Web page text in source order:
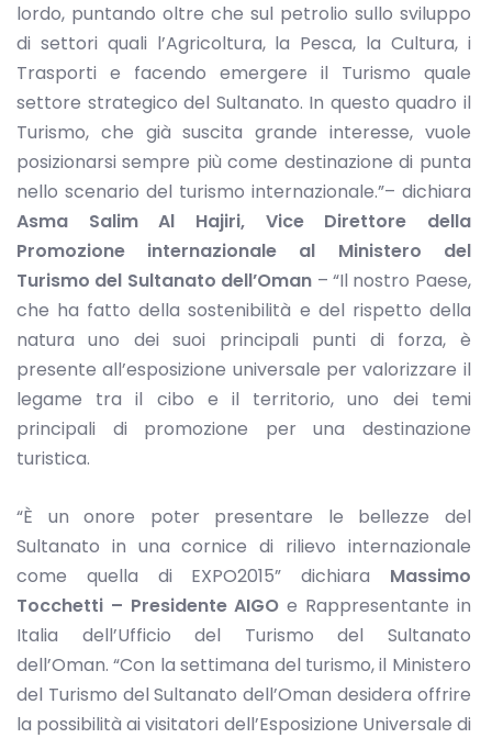
lordo, puntando oltre che sul petrolio sullo sviluppo
di settori quali l’Agricoltura, la Pesca, la Cultura, i
Trasporti e facendo emergere il Turismo quale
settore strategico del Sultanato. In questo quadro il
Turismo, che già suscita grande interesse, vuole
posizionarsi sempre più come destinazione di punta
nello scenario del turismo internazionale.”– dichiara
Asma Salim Al Hajiri, Vice Direttore della
Promozione internazionale al Ministero del
Turismo del Sultanato dell’Oman – “Il nostro Paese,
che ha fatto della sostenibilità e del rispetto della
natura uno dei suoi principali punti di forza, è
presente all’esposizione universale per valorizzare il
legame tra il cibo e il territorio, uno dei temi
principali di promozione per una destinazione
turistica.
“È un onore poter presentare le bellezze del
Sultanato in una cornice di rilievo internazionale
come quella di EXPO2015” dichiara Massimo
Tocchetti – Presidente AIGO e Rappresentante in
Italia dell’Ufficio del Turismo del Sultanato
dell’Oman. “Con la settimana del turismo, il Ministero
del Turismo del Sultanato dell’Oman desidera offrire
la possibilità ai visitatori dell’Esposizione Universale di